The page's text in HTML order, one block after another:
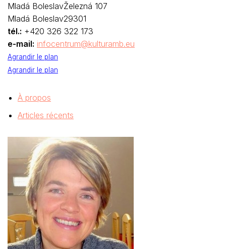
Mladá BoleslavŽelezná 107
Mladá Boleslav29301
tél.: +420 326 322 173
e-mail: infocentrum@kulturamb.eu
Agrandir le plan
Agrandir le plan
À propos
Articles récents